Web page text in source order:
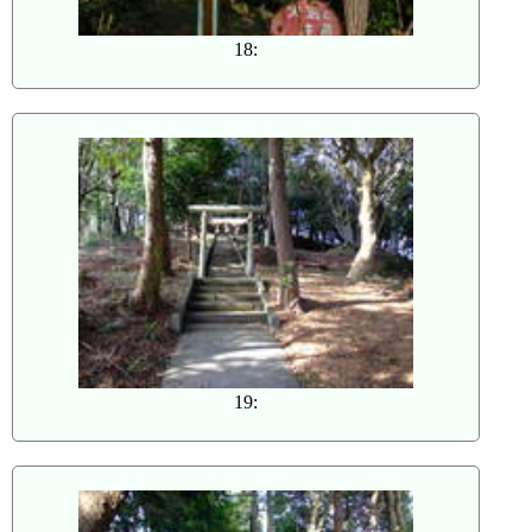
18:
19: